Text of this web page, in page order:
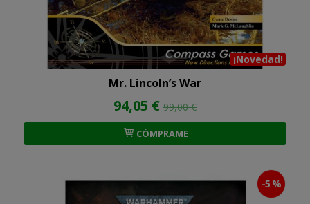
¡Novedad!
Mr. Lincoln’s War
94,05 € 99,00 €
CÓMPRAME
-5 %